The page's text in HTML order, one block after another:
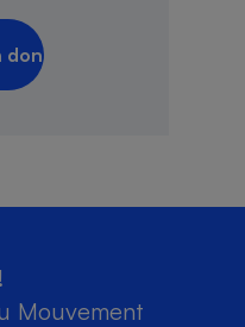
don
Mouvement